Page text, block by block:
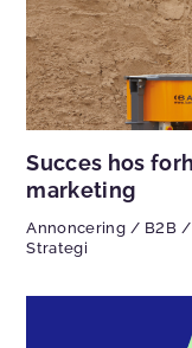
Succes hos
marketing
Annoncering / B2B /
Strategi